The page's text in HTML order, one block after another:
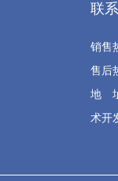
联
销售
售后
地
术开